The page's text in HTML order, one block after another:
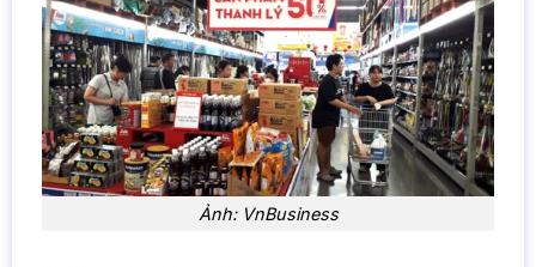
Ảnh: VnBusiness